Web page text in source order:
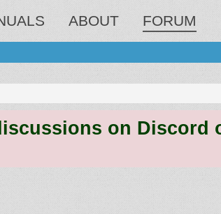
ABOUT FORUM
on